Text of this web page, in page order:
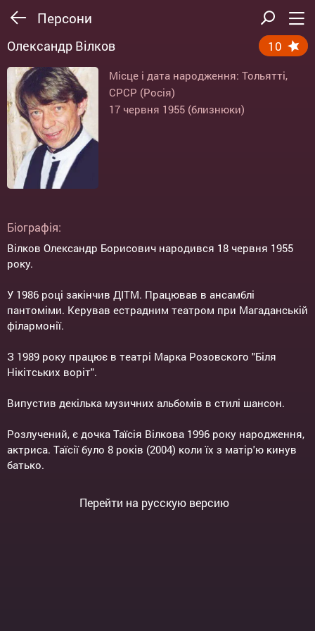
Персони
Олександр Вілков 10
Місце і дата народження: Тольятті,
СРСР (Росія)
17 червня 1955 (близнюки)
Біографія:
Вілков Олександр Борисович народився 18 червня 1955
року.
У 1986 році закінчив ДІТМ. Працював в ансамблі
пантоміми. Керував естрадним театром при Магаданській
філармонії.
З 1989 року працює в театрі Марка Розовского "Біля
Нікітських воріт".
Випустив декілька музичних альбомів в стилі шансон.
Розлучений, є дочка Таїсія Вілкова 1996 року народження,
актриса. Таїсії було 8 років (2004) коли їх з матір'ю кинув
батько.
Перейти на русскую версию